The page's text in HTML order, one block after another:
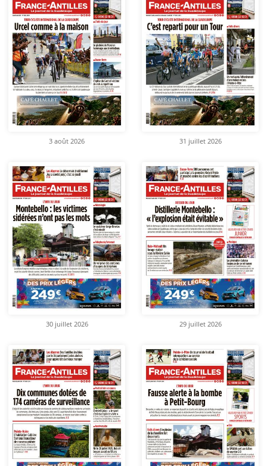
3 août 2026 31 juillet 2026
30 juillet 2026 29 juillet 2026